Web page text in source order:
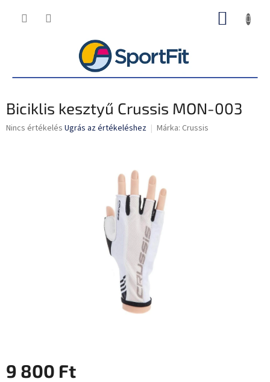
KOSÁR
Biciklis kesztyű Crussis MON-003
A
Nincs értékelés Ugrás az értékeléshez Márka: Crussis
9 800 Ft